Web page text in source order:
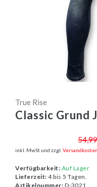
True Rise
Classic Grund
inkl. MwSt und zzgl. Versandkosten
Verfügbarkeit: Auf Lager
Lieferzeit: 4 bis 5 Tagen.
Artikelnummer: D-3021